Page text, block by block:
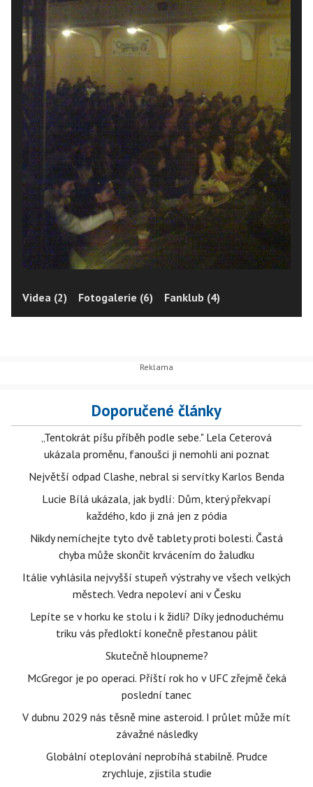
Videa (2) Fotogalerie (6) Fanklub (4)
Doporučené články
„Tentokrát píšu příběh podle sebe." Lela Ceterová
ukázala proměnu, fanoušci ji nemohli ani poznat
Největší odpad Clashe, nebral si servítky Karlos Benda
Lucie Bílá ukázala, jak bydlí: Dům, který překvapí
každého, kdo ji zná jen z pódia
Nikdy nemíchejte tyto dvě tablety proti bolesti. Častá
chyba může skončit krvácením do žaludku
Itálie vyhlásila nejvyšší stupeň výstrahy ve všech velkých
městech. Vedra nepoleví ani v Česku
Lepíte se v horku ke stolu i k židli? Díky jednoduchému
triku vás předloktí konečně přestanou pálit
Skutečně hloupneme?
McGregor je po operaci. Příští rok ho v UFC zřejmě čeká
poslední tanec
V dubnu 2029 nás těsně mine asteroid. I průlet může mít
závažné následky
Globální oteplování neprobíhá stabilně. Prudce
zrychluje, zjistila studie